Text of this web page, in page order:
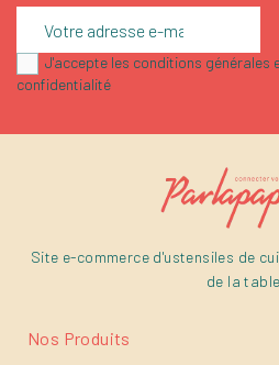
J'accepte les conditions générales
confidentialité
Site e-commerce d'ustensiles de
de la
Nos Produits